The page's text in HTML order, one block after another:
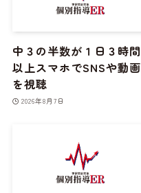
中３の半数が１日３時間
以上スマホでSNSや動画
を視聴
2026年8月7日